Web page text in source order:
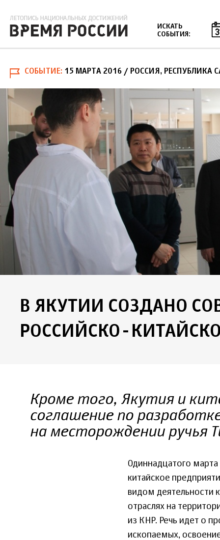
ИСКАТЬ
СОБЫТИЯ:
СОБЫТИЕ 15 МАРТА 2016 / РОССИЯ, РЕСПУБЛИКА
В ЯКУТИИ СОЗДАНО
РОССИЙСКО-
Кроме того, Якутия и
соглашение по
на месторождении ручья
Одиннадцатого марта
китайское
видом деятельности
отраслях на
из КНР. Речь идет о
ископаемых,